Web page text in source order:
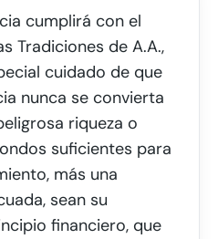
cumplirá con el
Tradiciones de A.A.,
cuidado de que
nunca se convierta
riqueza o
suficientes para
más una
sean su
financiero, que